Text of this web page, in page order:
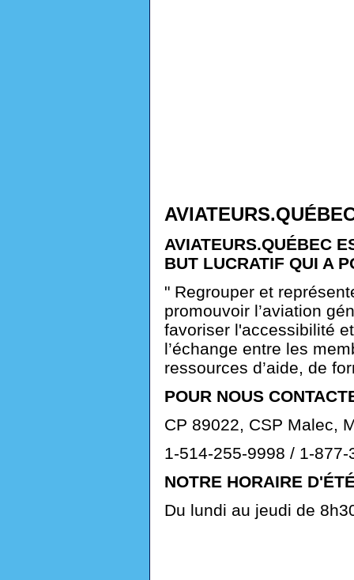
AVIATEURS.QUÉBEC
BUT LUCRATIF QUI A
" Regrouper et
promouvoir l’aviation
favoriser l'accessibilité
l’échange entre les
ressources d’aide, de
POUR NOUS
CP 89022, CSP Malec,
1-514-255-9998 / 1-
NOTRE HORAIRE
Du lundi au jeudi de